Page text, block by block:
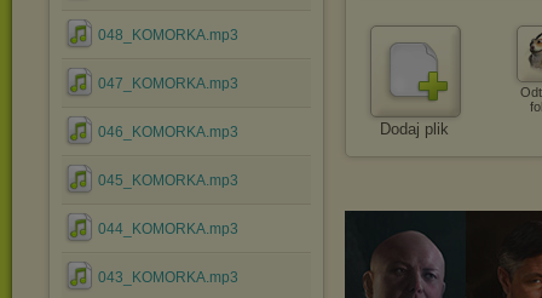
048_KOMORKA.mp3
047_KOMORKA.mp3
046_KOMORKA.mp3
045_KOMORKA.mp3
044_KOMORKA.mp3
043_KOMORKA.mp3
Dodaj plik